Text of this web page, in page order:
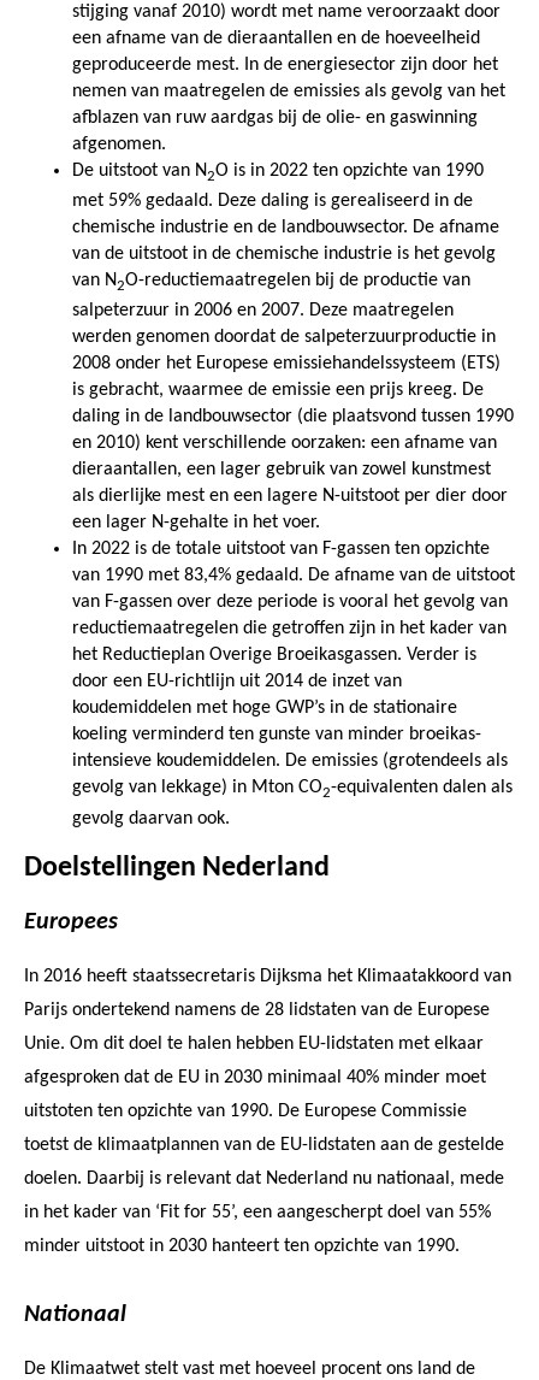
stijging vanaf 2010) wordt met name veroorzaakt door
een afname van de dieraantallen en de hoeveelheid
geproduceerde mest. In de energiesector zijn door het
nemen van maatregelen de emissies als gevolg van het
afblazen van ruw aardgas bij de olie- en gaswinning
afgenomen.
De uitstoot van N2O is in 2022 ten opzichte van 1990
met 59% gedaald. Deze daling is gerealiseerd in de
chemische industrie en de landbouwsector. De afname
van de uitstoot in de chemische industrie is het gevolg
van N2O-reductiemaatregelen bij de productie van
salpeterzuur in 2006 en 2007. Deze maatregelen
werden genomen doordat de salpeterzuurproductie in
2008 onder het Europese emissiehandelssysteem (ETS)
is gebracht, waarmee de emissie een prijs kreeg. De
daling in de landbouwsector (die plaatsvond tussen 1990
en 2010) kent verschillende oorzaken: een afname van
dieraantallen, een lager gebruik van zowel kunstmest
als dierlijke mest en een lagere N-uitstoot per dier door
een lager N-gehalte in het voer.
In 2022 is de totale uitstoot van F-gassen ten opzichte
van 1990 met 83,4% gedaald. De afname van de uitstoot
van F-gassen over deze periode is vooral het gevolg van
reductiemaatregelen die getroffen zijn in het kader van
het Reductieplan Overige Broeikasgassen. Verder is
door een EU-richtlijn uit 2014 de inzet van
koudemiddelen met hoge GWP’s in de stationaire
koeling verminderd ten gunste van minder broeikas-
intensieve koudemiddelen. De emissies (grotendeels als
gevolg van lekkage) in Mton CO2-equivalenten dalen als
gevolg daarvan ook.
Doelstellingen Nederland
Europees
In 2016 heeft staatssecretaris Dijksma het Klimaatakkoord van
Parijs ondertekend namens de 28 lidstaten van de Europese
Unie. Om dit doel te halen hebben EU-lidstaten met elkaar
afgesproken dat de EU in 2030 minimaal 40% minder moet
uitstoten ten opzichte van 1990. De Europese Commissie
toetst de klimaatplannen van de EU-lidstaten aan de gestelde
doelen. Daarbij is relevant dat Nederland nu nationaal, mede
in het kader van ‘Fit for 55’, een aangescherpt doel van 55%
minder uitstoot in 2030 hanteert ten opzichte van 1990.
Nationaal
De Klimaatwet stelt vast met hoeveel procent ons land de